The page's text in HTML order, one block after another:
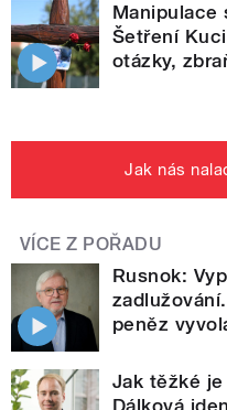
Manipulace
Šetření
otázky,
Jak nás
VÍCE Z POŘADU
Rusnok:
peněz
Jak těžké